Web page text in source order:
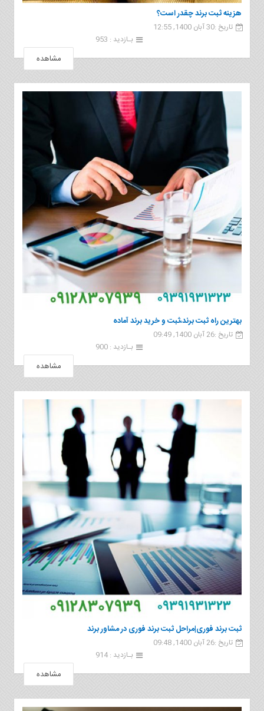
هزینه ثبت برند چقدر است؟
تاریخ :30 آبان 1400, 12:55
بـازدید : 953
مشاهده
بهترین راه ثبت برند،ثبت و خرید برند آماده
تاریخ :26 آبان 1400, 09:49
بـازدید : 900
مشاهده
ثبت برند فوری|مراحل ثبت برند فوری در مشاور برند
تاریخ :26 آبان 1400, 09:48
بـازدید : 914
مشاهده